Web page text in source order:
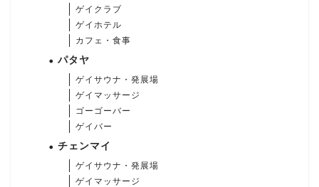
ゲイクラブ
ゲイホテル
カフェ・食事
パタヤ
ゲイサウナ・発展場
ゲイマッサージ
ゴーゴーバー
ゲイバー
チェンマイ
ゲイサウナ・発展場
ゲイマッサージ